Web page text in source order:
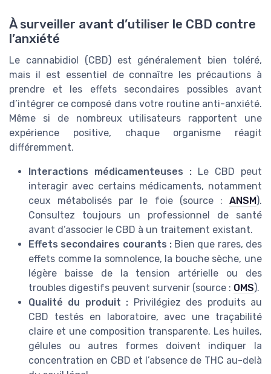
À surveiller avant d’utiliser le CBD contre
l’anxiété
Le cannabidiol (CBD) est généralement bien toléré,
mais il est essentiel de connaître les précautions à
prendre et les effets secondaires possibles avant
d’intégrer ce composé dans votre routine anti-anxiété.
Même si de nombreux utilisateurs rapportent une
expérience positive, chaque organisme réagit
différemment.
Interactions médicamenteuses : Le CBD peut
interagir avec certains médicaments, notamment
ceux métabolisés par le foie (source : ANSM).
Consultez toujours un professionnel de santé
avant d’associer le CBD à un traitement existant.
Effets secondaires courants :Bien que rares, des
effets comme la somnolence, la bouche sèche, une
légère baisse de la tension artérielle ou des
troubles digestifs peuvent survenir (source : OMS).
Qualité du produit : Privilégiez des produits au
CBD testés en laboratoire, avec une traçabilité
claire et une composition transparente. Les huiles,
gélules ou autres formes doivent indiquer la
concentration en CBD et l’absence de THC au-delà